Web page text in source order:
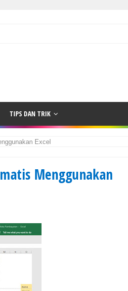
TIPS DAN TRIK
Excel
Menggunakan